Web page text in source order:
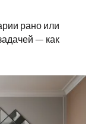
рано или
— как